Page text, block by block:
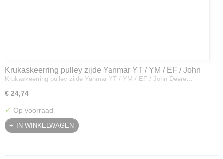
Krukaskeerring pulley zijde Yanmar YT / YM / EF / John
Deere - 119934-01800
Krukaskeerring pulley zijde Yanmar YT / YM / EF / John Deere…
€ 24,74
✓ Op voorraad
IN WINKELWAGEN